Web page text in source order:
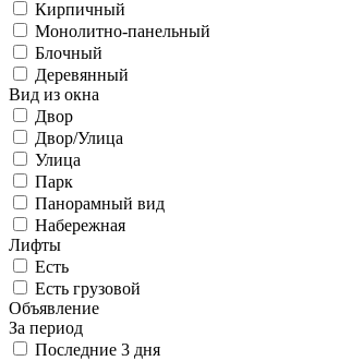
Кирпичный
Монолитно-панельный
Блочный
Деревянный
Вид из окна
Двор
Двор/Улица
Улица
Парк
Панорамный вид
Набережная
Лифты
Есть
Есть грузовой
Объявление
За период
Последние 3 дня